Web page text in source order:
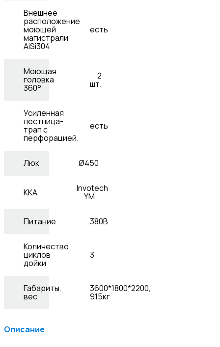
Внешнее
расположение
моющей
магистрали
AiSi304
есть
Моющая
головка
360°
2
шт.
Усиленная
лестница-
трап с
перфорацией.
есть
Люк Ø450
ККА Invotech
YM
Питание 380В
Количество
циклов
дойки
3
Габариты,
вес
3600*1800*2200,
915кг
Описание